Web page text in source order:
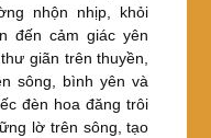
nhộn nhịp, khỏi
đến cảm giác yên
giãn trên thuyền,
sông, bình yên và
đèn hoa đăng trôi
lờ trên sông, tạo